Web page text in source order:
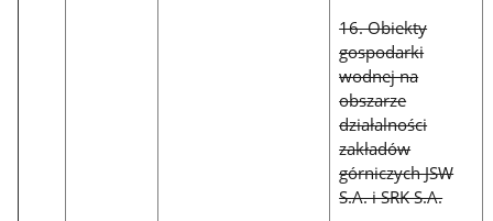
16. Obiekty
gospodarki
wodnej na
obszarze
działalności
zakładów
górniczych JSW
S.A. i SRK S.A.